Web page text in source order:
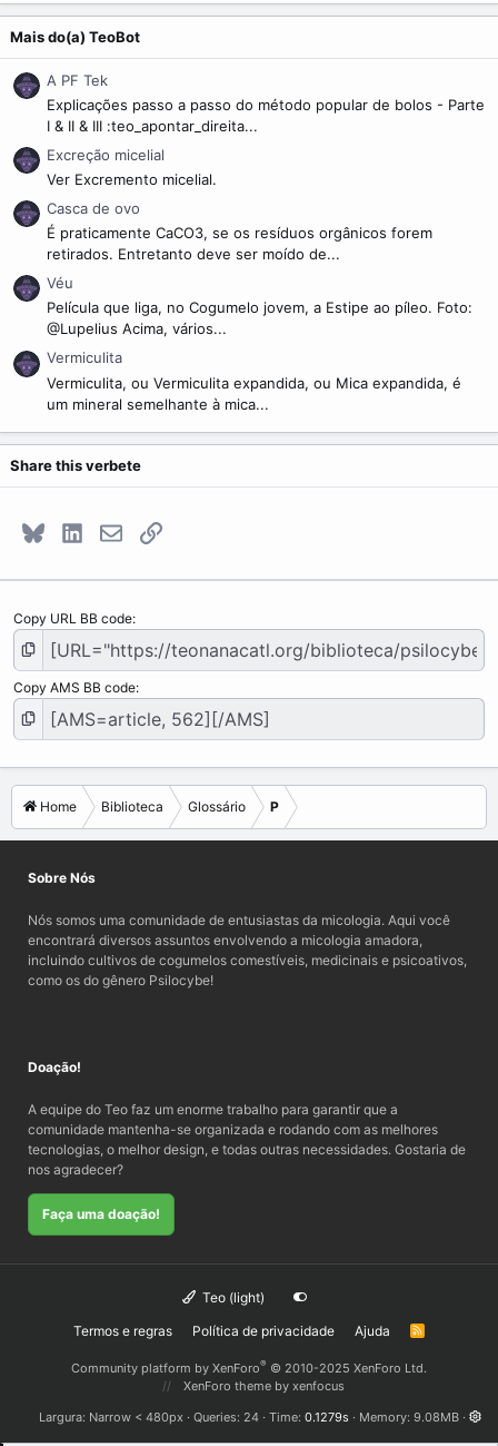
Mais do(a) TeoBot
A PF Tek
Explicações passo a passo do método popular de bolos - Parte
I & II & III :teo_apontar_direita...
Excreção micelial
Ver Excremento micelial.
Casca de ovo
É praticamente CaCO3, se os resíduos orgânicos forem
retirados. Entretanto deve ser moído de...
Véu
Película que liga, no Cogumelo jovem, a Estipe ao píleo. Foto:
@Lupelius Acima, vários...
Vermiculita
Vermiculita, ou Vermiculita expandida, ou Mica expandida, é
um mineral semelhante à mica...
Share this verbete
Bluesky LinkedInE-mailLink
Copy URL BB code
Copy AMS BB code
Home Biblioteca Glossário P
Sobre Nós
Nós somos uma comunidade de entusiastas da micologia. Aqui você
encontrará diversos assuntos envolvendo a micologia amadora,
incluindo cultivos de cogumelos comestíveis, medicinais e psicoativos,
como os do gênero Psilocybe!
Doação!
A equipe do Teo faz um enorme trabalho para garantir que a
comunidade mantenha-se organizada e rodando com as melhores
tecnologias, o melhor design, e todas outras necessidades. Gostaria de
nos agradecer?
Faça uma doação!
Teo (light)
Termos e regras
Política de privacidade Ajuda
R
Community platform by XenForo® © 2010-2025 XenForo Ltd.
XenForo theme by xenfocus
Largura
Queries 24 Time 0.1279s Memory 9.08MB